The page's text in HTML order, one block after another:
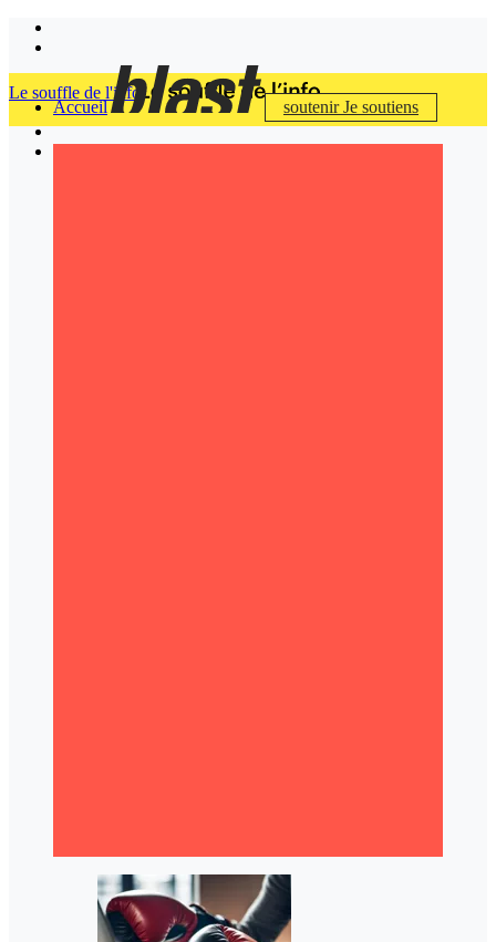
Accueil soutenirJe soutiens
Le souffle de l'info